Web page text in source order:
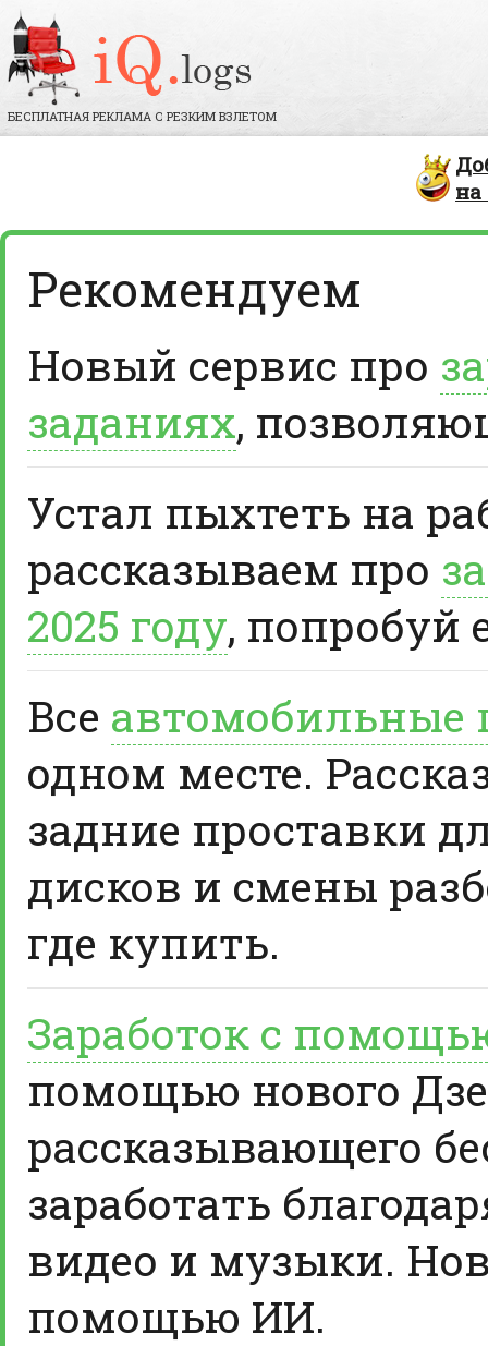
БЕСПЛАТНАЯ РЕКЛАМА С РЕЗКИМ ВЗЛЕТОМ
на
Рекомендуем
Новый сервис про
заданиях,
Устал пыхтеть на
рассказываем про
2025 году, попробуй
Все автомобильные
одном месте.
задние проставки
дисков и смены
где купить.
Заработок с
помощью нового
рассказывающего
заработать
видео и музыки.
помощью ИИ.